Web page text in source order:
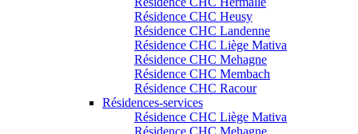
Résidence CHC Heusy
Résidence CHC Landenne
Résidence CHC Liège Mativa
Résidence CHC Mehagne
Résidence CHC Membach
Résidence CHC Racour
Résidences-services
Résidence CHC Liège Mativa
Résidence CHC Mehagne